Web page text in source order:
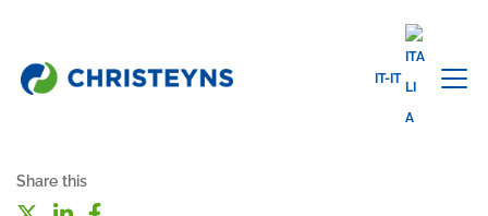
IT-IT
Share this